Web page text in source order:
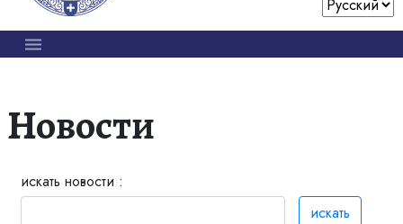
Новости
искать новости :
искать